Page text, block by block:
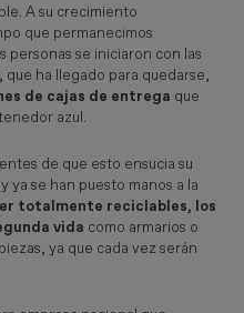
A su crecimiento
que permanecimos
personas se iniciaron con las
ha llegado para quedarse,
de cajas de entrega que
azul.
de que esto ensucia su
ya se han puesto manos a la
totalmente reciclables, los
vida como armarios o
ya que cada vez serán